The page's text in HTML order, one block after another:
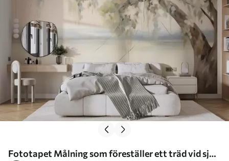
Fototapet Målning som föreställer ett träd vid sjön